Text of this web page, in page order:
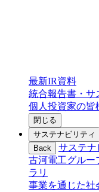
最新IR資料
統合報告書・サ
個人投資家の皆
閉じる
サステナビリティ
Back
サステナ
古河電工グルー
ラリ
事業を通じた社